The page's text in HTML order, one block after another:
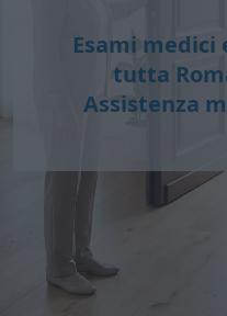
Esami medici
tutta
Assistenza